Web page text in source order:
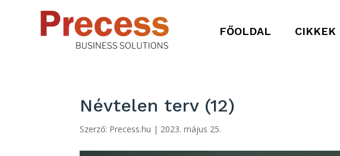
FŐOLDAL CIKKEK
Névtelen terv (12)
Szerző: Precess.hu | 2023. május 25.